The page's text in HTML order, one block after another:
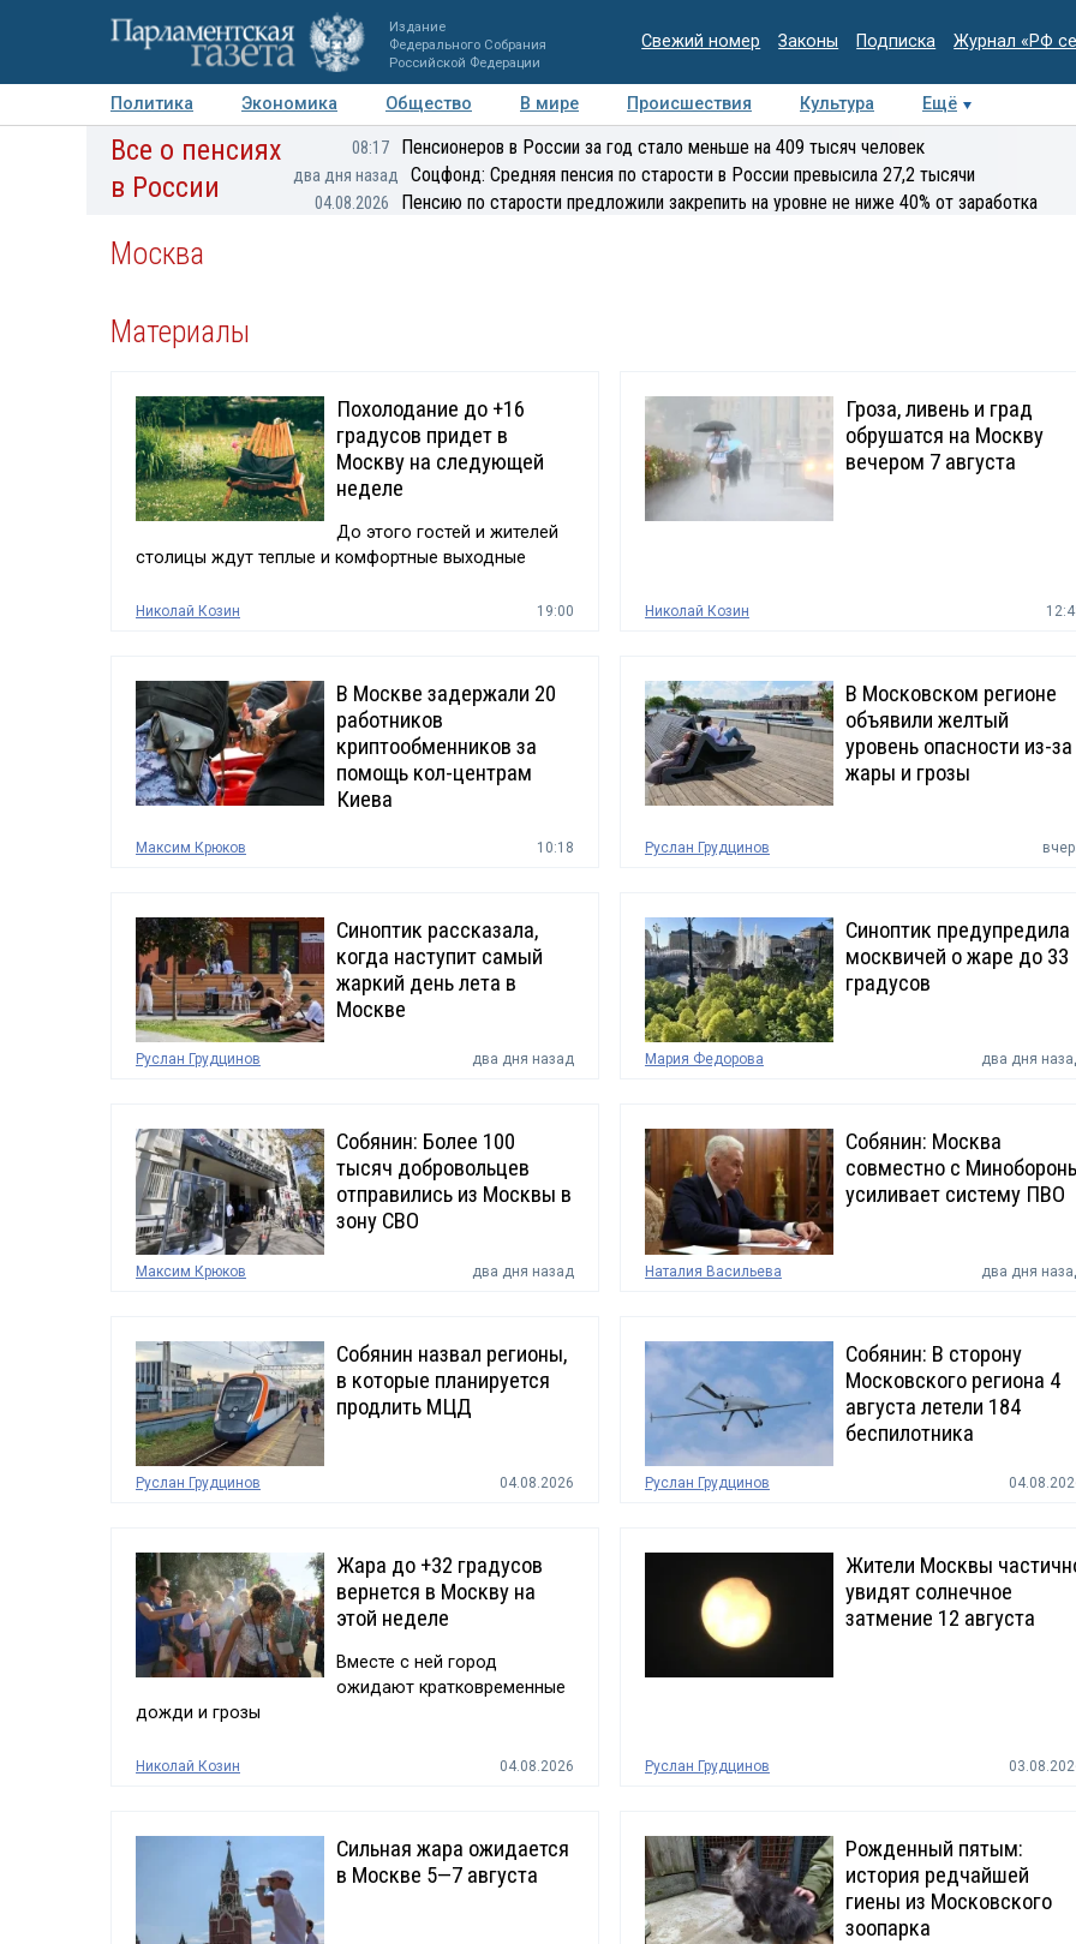
Издание
Федерального Собрания
Российской Федерации
Свежий номер Законы Подписка Журнал «РФ
Политика Экономика Общество В мире Происшествия Культура
Ещё
Авторы Персоны Мнения Регионы Медиацентр Интервью Колумнисты
Все о пенсиях
в России
08:17 Пенсионеров в России за год стало меньше на 409 тысяч человек
два дня назад Соцфонд: Средняя пенсия по старости в России превысила 27,2 тысячи
04.08.2026 Пенсию по старости предложили закрепить на уровне не ниже 40% от заработка
Москва
Материалы
Похолодание до +16
градусов придет в
Москву на следующей
неделе
До этого гостей и жителей
столицы ждут теплые и комфортные выходные
Николай Козин 19:00
Гроза, ливень и град
обрушатся на Москву
вечером 7 августа
Николай Козин
В Москве задержали 20
работников
криптообменников за
помощь кол-центрам
Киева
Максим Крюков 10:18
В Московском регионе
объявили желтый
уровень опасности из-за
жары и грозы
Руслан Грудцинов
Синоптик рассказала,
когда наступит самый
жаркий день лета в
Москве
Руслан Грудцинов два дня назад
Синоптик предупредила
москвичей о жаре до 33
градусов
Мария Федорова два дня
Собянин: Более 100
тысяч добровольцев
отправились из Москвы в
зону СВО
Максим Крюков два дня назад
Собянин: Москва
совместно с
усиливает систему ПВО
Наталия Васильева два дня
Собянин назвал регионы,
в которые планируется
продлить МЦД
Руслан Грудцинов 04.08.2026
Собянин: В сторону
Московского региона 4
августа летели 184
беспилотника
Руслан Грудцинов
Жара до +32 градусов
вернется в Москву на
этой неделе
Вместе с ней город
ожидают кратковременные
дожди и грозы
Николай Козин 04.08.2026
Жители Москвы
увидят солнечное
затмение 12 августа
Руслан Грудцинов
Сильная жара ожидается
в Москве 5—7 августа
Рожденный пятым:
история редчайшей
гиены из Московского
зоопарка